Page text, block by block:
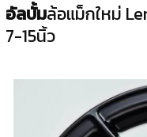
อัลบั้มล้อแม็กใหม่
7-15นิ้ว